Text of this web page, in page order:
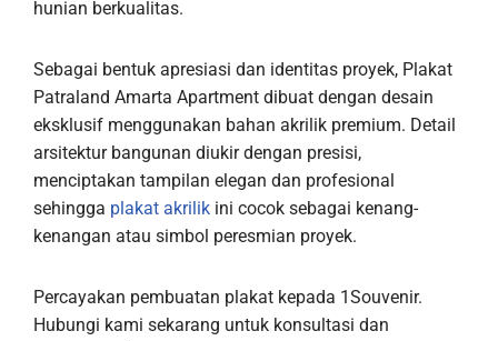
hunian berkualitas.
Sebagai bentuk apresiasi dan identitas proyek, Plakat
Patraland Amarta Apartment dibuat dengan desain
eksklusif menggunakan bahan akrilik premium. Detail
arsitektur bangunan diukir dengan presisi,
menciptakan tampilan elegan dan profesional
sehingga plakat akrilik ini cocok sebagai kenang-
kenangan atau simbol peresmian proyek.
Percayakan pembuatan plakat kepada 1Souvenir.
Hubungi kami sekarang untuk konsultasi dan